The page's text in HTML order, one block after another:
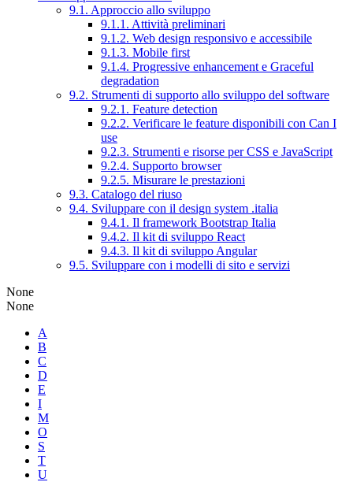
9.1. Approccio allo sviluppo
9.1.1. Attività preliminari
9.1.2. Web design responsivo e accessibile
9.1.3. Mobile first
9.1.4. Progressive enhancement e Graceful
degradation
9.2. Strumenti di supporto allo sviluppo del software
9.2.1. Feature detection
9.2.2. Verificare le feature disponibili con Can I
use
9.2.3. Strumenti e risorse per CSS e JavaScript
9.2.4. Supporto browser
9.2.5. Misurare le prestazioni
9.3. Catalogo del riuso
9.4. Sviluppare con il design system .italia
9.4.1. Il framework Bootstrap Italia
9.4.2. Il kit di sviluppo React
9.4.3. Il kit di sviluppo Angular
9.5. Sviluppare con i modelli di sito e servizi
None
None
A
B
C
D
E
I
M
O
S
T
U